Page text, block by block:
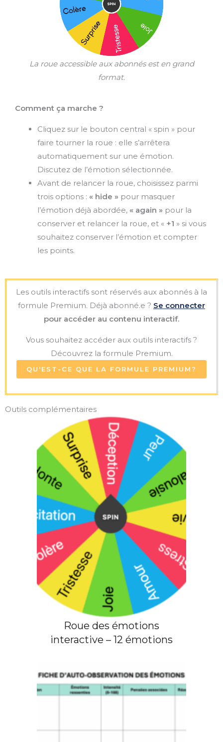
La roue accessible aux abonnés est en grand
format.
Comment ça marche ?
Cliquez sur le bouton central « spin » pour
faire tourner la roue : elle s’arrêtera
automatiquement sur une émotion.
Discutez de l’émotion sélectionnée.
Avant de relancer la roue, choisissez parmi
trois options : « hide » pour masquer
l’émotion déjà abordée, « again » pour la
conserver et relancer la roue, et « +1 » si vous
souhaitez conserver l’émotion et compter
les points.
Les outils interactifs sont réservés aux abonnés à la
formule Premium. Déjà abonné.e ? Se connecter
pour accéder au contenu interactif.
Vous souhaitez accéder aux outils interactifs ?
Découvrez la formule Premium.
QU'EST-CE QUE LA FORMULE PREMIUM?
Outils complémentaires
Roue des émotions
interactive – 12 émotions